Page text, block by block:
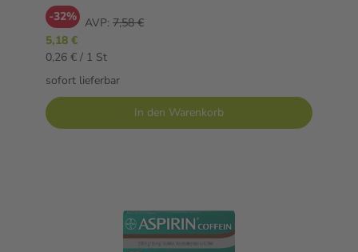
-32% AVP: 7,58 €
5,18 €
0,26 € / 1 St
sofort lieferbar
In den Warenkorb